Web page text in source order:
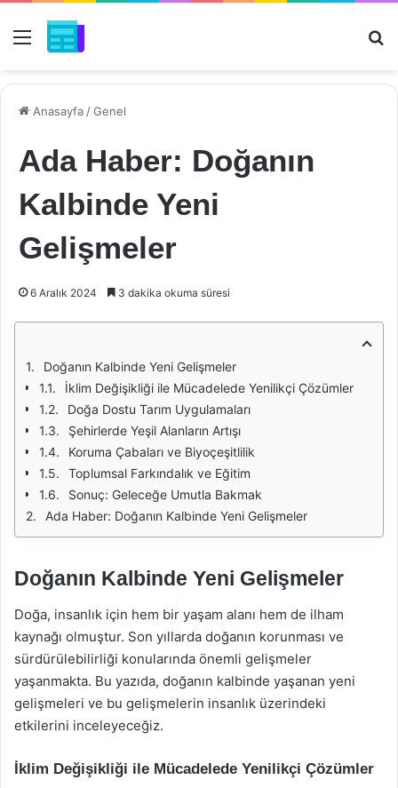
Menü
Anasayfa /Genel
Ada Haber: Doğanın
Kalbinde Yeni
Gelişmeler
6 Aralık 2024 3 dakika okuma süresi
Doğanın Kalbinde Yeni Gelişmeler
İklim Değişikliği ile Mücadelede Yenilikçi Çözümler
Doğa Dostu Tarım Uygulamaları
Şehirlerde Yeşil Alanların Artışı
Koruma Çabaları ve Biyoçeşitlilik
Toplumsal Farkındalık ve Eğitim
Sonuç: Geleceğe Umutla Bakmak
Ada Haber: Doğanın Kalbinde Yeni Gelişmeler
Doğanın Kalbinde Yeni Gelişmeler
Doğa, insanlık için hem bir yaşam alanı hem de ilham
kaynağı olmuştur. Son yıllarda doğanın korunması ve
sürdürülebilirliği konularında önemli gelişmeler
yaşanmakta. Bu yazıda, doğanın kalbinde yaşanan yeni
gelişmeleri ve bu gelişmelerin insanlık üzerindeki
etkilerini inceleyeceğiz.
İklim Değişikliği ile Mücadelede Yenilikçi Çözümler